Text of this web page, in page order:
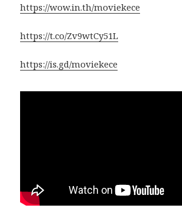
https://wow.in.th/moviekece
https://t.co/Zv9wtCy51L
https://is.gd/moviekece